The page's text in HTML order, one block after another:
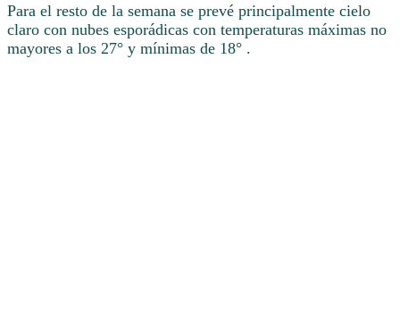
Para el resto de la semana se prevé principalmente cielo
claro con nubes esporádicas con temperaturas máximas no
mayores a los 27° y mínimas de 18° .